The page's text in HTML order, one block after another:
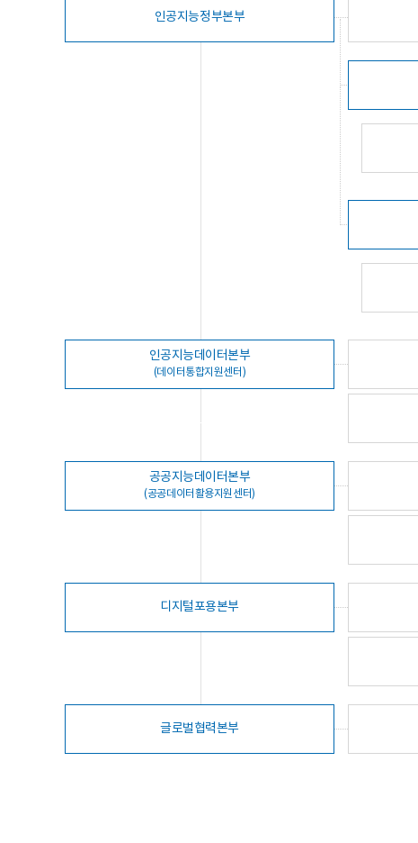
인공지능정부본부
인공지능데이터본부
(데이터통합지원센터)
공공지능데이터본부
(공공데이터활용지원센터)
디지털포용본부
글로벌협력본부